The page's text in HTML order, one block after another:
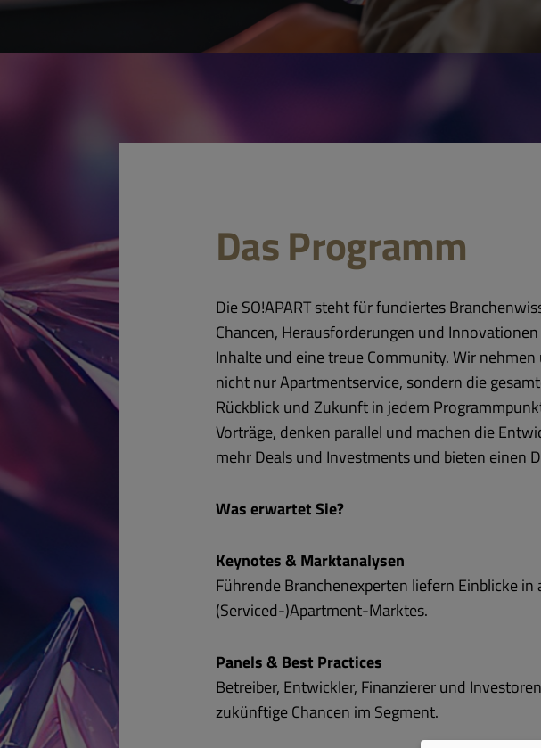
Das Programm
Die SO!APART steht für fundiertes
Chancen, Herausforderungen und
Inhalte und eine treue Community. Wir
nicht nur Apartmentservice, sondern die
Rückblick und Zukunft in jedem
Vorträge, denken parallel und machen die
mehr Deals und Investments und bieten einen
Was erwartet Sie?
Keynotes & Marktanalysen
Führende Branchenexperten liefern Einblicke
(Serviced-)Apartment-Marktes.
Panels & Best Practices
Betreiber, Entwickler, Finanzierer und
zukünftige Chancen im Segment.